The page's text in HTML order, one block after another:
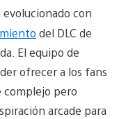
con
del DLC de
El equipo de
ofrecer a los fans
complejo pero
arcade para